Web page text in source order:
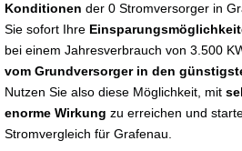
Konditionen der 0 Stromversorger in
Sie sofort Ihre
bei einem Jahresverbrauch von 3.500
vom Grundversorger in den
Nutzen Sie also diese Möglichkeit, mit
enorme Wirkung zu erreichen und
Stromvergleich für Grafenau.